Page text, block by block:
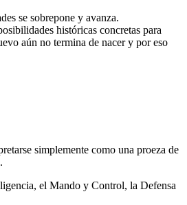
se sobrepone y avanza.
históricas concretas para
aún no termina de nacer y por eso
simplemente como una proeza de
el Mando y Control, la Defensa